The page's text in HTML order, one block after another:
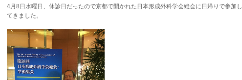
4月8日水曜日、休診日だったので京都で開かれた日本形成外科学会総会に日帰りで参加し
てきました。